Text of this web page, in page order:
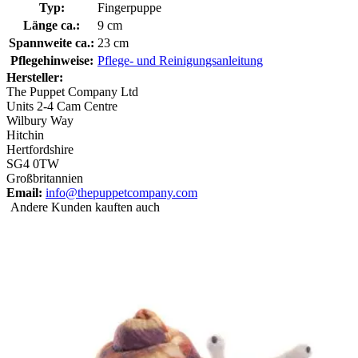
Typ:
Fingerpuppe
Länge ca.:
9 cm
Spannweite ca.: 23 cm
Pflegehinweise: Pflege- und Reinigungsanleitung
Hersteller:
The Puppet Company Ltd
Units 2-4 Cam Centre
Wilbury Way
Hitchin
Hertfordshire
SG4 0TW
Großbritannien
Email: info@thepuppetcompany.com
Andere Kunden kauften auch